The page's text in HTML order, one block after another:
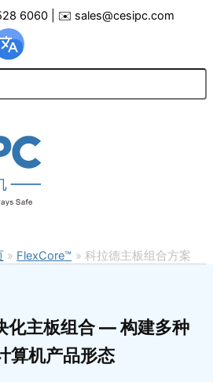
6060 | ✉️ sales@cesipc.com
FlexCore™ 科拉德主板组合方案
化主板组合 — 构建多种
算机产品形态